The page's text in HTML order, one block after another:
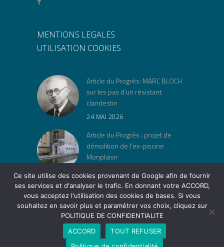
MENTIONS LEGALES
UTILISATION COOKIES
Article du Progrès: MARC BLOCH
sur les pas d’un résistant
clandestin
24 MAI 2026
Article du Progrès : projet de
démolition de l’ex-piscine
Monplaisir
« Jeu de lois » à la Cité Musée
Tony Garnier
12 AVRIL 2026
Ce site utilise des cookies provenant de Google afin de fournir
ses services et d'analyser le trafic. En donnant votre ACCORD,
vous acceptez l'utilisation des cookies de bases. Si vous
souhaitez en savoir plus et paramétrer vos choix, cliquez sur
POLITIQUE DE CONFIDENTIALITE
ACCORD
TOUT REFUSER